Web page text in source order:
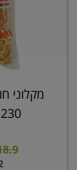
מקלוני
230 גרם על המשקל
₪